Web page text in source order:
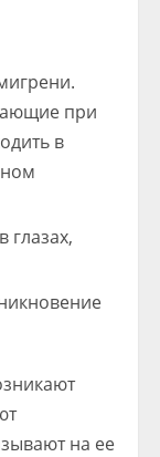
при
в
глазах,
на ее